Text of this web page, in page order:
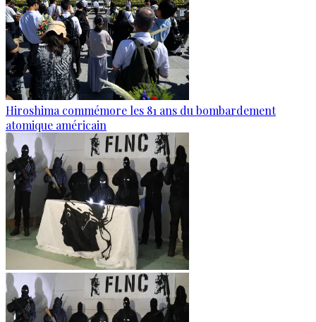
Hiroshima commémore les 81 ans du bombardement
atomique américain